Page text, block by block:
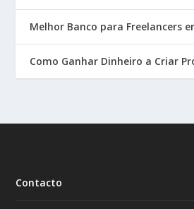
Melhor Banco para Freelancers
Como Ganhar Dinheiro a Criar
Contacto